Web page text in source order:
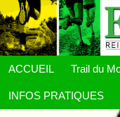
ACCUEIL Trail du
INFOS PRATIQUES
Panneau de gestion